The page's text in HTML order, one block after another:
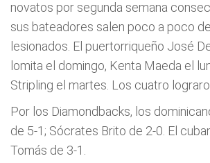
novatos por segunda semana
sus bateadores salen poco a poco
lesionados. El puertorriqueño José
lomita el domingo, Kenta Maeda el
Stripling el martes. Los cuatro
Por los Diamondbacks, los
de 5-1; Sócrates Brito de 2-0. El
Tomás de 3-1.